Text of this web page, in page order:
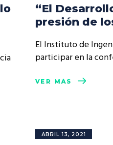
“El
presión de
El Instituto de
participar en la
VER MÁS
ABRIL 13, 2021